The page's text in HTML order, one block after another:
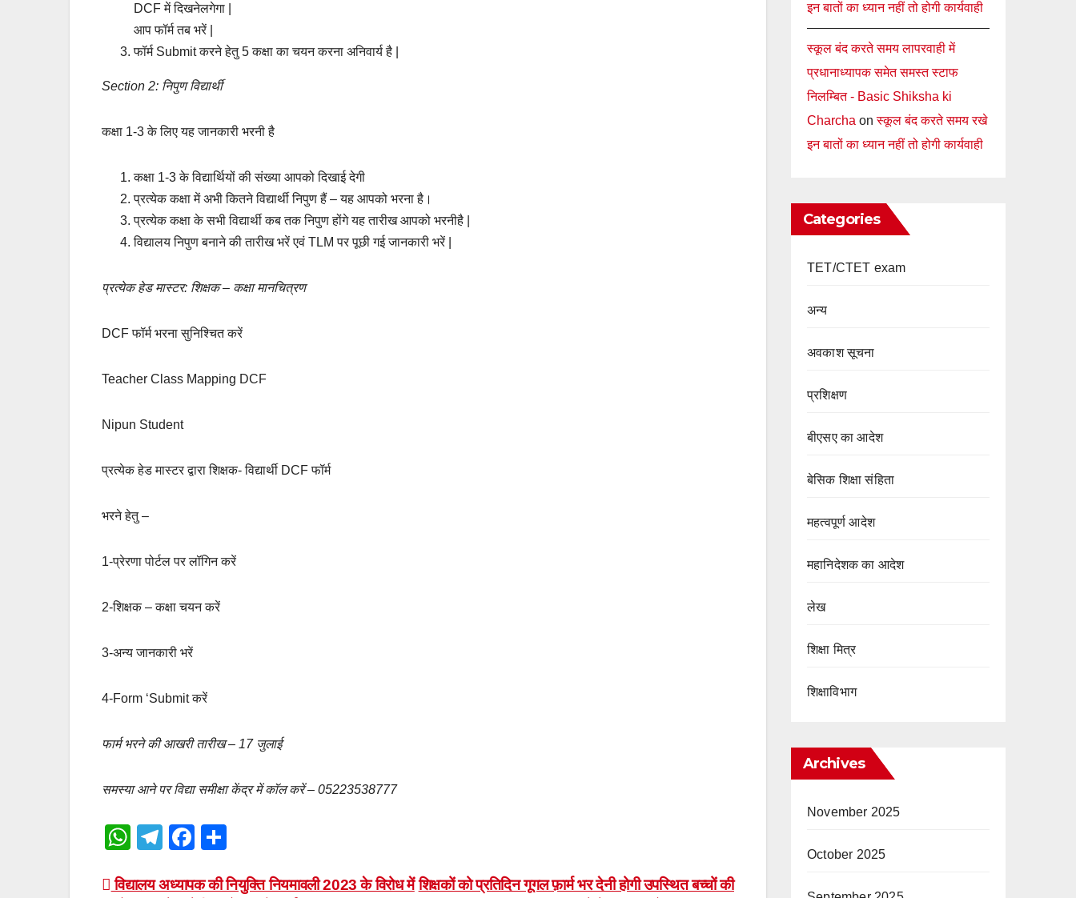
DCF में दिखनेलगेगा |
आप फॉर्म तब भरें |
फॉर्म Submit करने हेतु 5 कक्षा का चयन करना अनिवार्य है |
Section 2: निपुण विद्यार्थी
कक्षा 1-3 के लिए यह जानकारी भरनी है
कक्षा 1-3 के विद्यार्थियों की संख्या आपको दिखाई देगी
प्रत्येक कक्षा में अभी कितने विद्यार्थी निपुण हैं – यह आपको भरना है।
प्रत्येक कक्षा के सभी विद्यार्थी कब तक निपुण होंगे यह तारीख आपको भरनीहै |
विद्यालय निपुण बनाने की तारीख भरें एवं TLM पर पूछी गई जानकारी भरें |
प्रत्येक हेड मास्टर: शिक्षक – कक्षा मानचित्रण
DCF फॉर्म भरना सुनिश्चित करें
Teacher Class Mapping DCF
Nipun Student
प्रत्येक हेड मास्टर द्वारा शिक्षक- विद्यार्थी DCF फॉर्म
भरने हेतु –
1-प्रेरणा पोर्टल पर लॉगिन करें
2-शिक्षक – कक्षा चयन करें
3-अन्य जानकारी भरें
4-Form ‘Submit करें
फार्म भरने की आखरी तारीख – 17 जुलाई
समस्या आने पर विद्या समीक्षा केंद्र में कॉल करें – 05223538777
W
at
T
e
F
c
ar
Post
शिक्षकों को प्रतिदिन गूगल फ़ार्म भर देनी होगी उपस्थित बच्चों की
विद्यालय अध्यापक की नियुक्ति नियमावली 2023 के विरोध में
इन बातों का ध्यान नहीं तो होगी कार्यवाही
स्कूल बंद करते समय लापरवाही में
प्रधानाध्यापक समेत समस्त स्टाफ
निलम्बित - Basic Shiksha ki
Charcha onस्कूल बंद करते समय रखे
इन बातों का ध्यान नहीं तो होगी कार्यवाही
Categories
TET/CTET exam
अन्य
अवकाश सूचना
प्रशिक्षण
बीएसए का आदेश
बेसिक शिक्षा संहिता
महत्वपूर्ण आदेश
महानिदेशक का आदेश
लेख
शिक्षा मित्र
शिक्षाविभाग
Archives
November 2025
October 2025